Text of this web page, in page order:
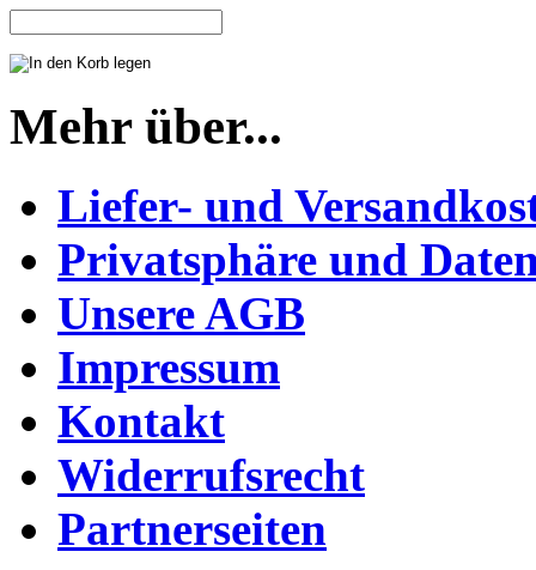
Mehr über...
Liefer- und
Privatsphäre und
Unsere AGB
Impressum
Kontakt
Widerrufsrecht
Partnerseiten